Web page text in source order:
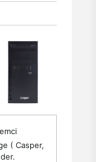
( Casper,